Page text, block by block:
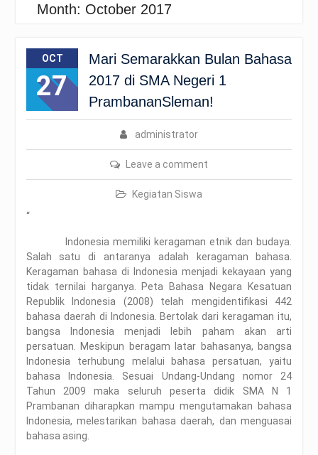
Month: October 2017
OCT
27
Mari Semarakkan Bulan Bahasa
2017 di SMA Negeri 1
PrambananSleman!
administrator
Leave a comment
Kegiatan Siswa
“
Indonesia memiliki keragaman etnik dan budaya.
Salah satu di antaranya adalah keragaman bahasa.
Keragaman bahasa di Indonesia menjadi kekayaan yang
tidak ternilai harganya. Peta Bahasa Negara Kesatuan
Republik Indonesia (2008) telah mengidentifikasi 442
bahasa daerah di Indonesia. Bertolak dari keragaman itu,
bangsa Indonesia menjadi lebih paham akan arti
persatuan. Meskipun beragam latar bahasanya, bangsa
Indonesia terhubung melalui bahasa persatuan, yaitu
bahasa Indonesia. Sesuai Undang-Undang nomor 24
Tahun 2009 maka seluruh peserta didik SMA N 1
Prambanan diharapkan mampu mengutamakan bahasa
Indonesia, melestarikan bahasa daerah, dan menguasai
bahasa asing.